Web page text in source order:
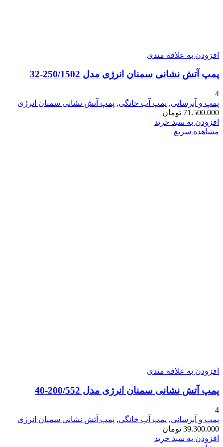
افزودن به علاقه مندی
پمپ آتش نشانی سمنان انرژی مدل 250/1502-32
4
پمپ و آبرسانی, پمپ آب خانگی, پمپ آتش نشانی سمنان انرژی
71.500.000 تومان
افزودن به سبد خرید
مشاهده سریع
افزودن به علاقه مندی
پمپ آتش نشانی سمنان انرژی مدل 200/552-40
4
پمپ و آبرسانی, پمپ آب خانگی, پمپ آتش نشانی سمنان انرژی
39.300.000 تومان
افزودن به سبد خرید